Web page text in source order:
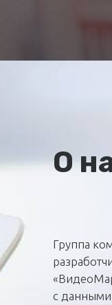
О
Группа
с данными